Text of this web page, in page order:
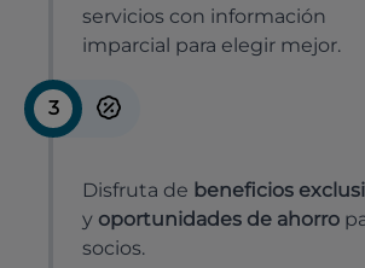
servicios con información
imparcial para elegir mejor.
3
Disfruta de beneficios
y oportunidades de ahorro
socios.